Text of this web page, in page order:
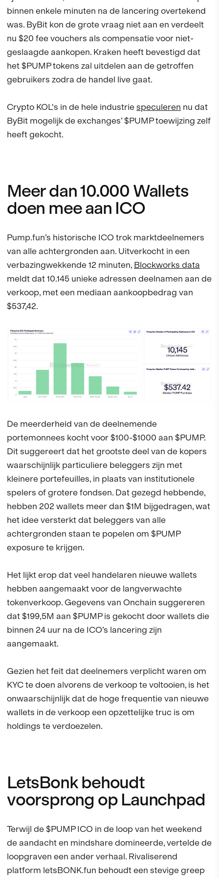
binnen enkele minuten na de lancering overtekend
was. ByBit kon de grote vraag niet aan en verdeelt
nu $20 fee vouchers als compensatie voor niet-
geslaagde aankopen. Kraken heeft bevestigd dat
het $PUMP tokens zal uitdelen aan de getroffen
gebruikers zodra de handel live gaat.
Crypto KOL's in de hele industriespeculeren nu dat
ByBit mogelijk de exchanges’ $PUMP toewijzing zelf
heeft gekocht.
Meer dan 10.000 Wallets
doen mee aan ICO
Pump.fun’s historische ICO trok marktdeelnemers
van alle achtergronden aan. Uitverkocht in een
verbazingwekkende 12 minuten, Blockworks data
meldt dat 10.145 unieke adressen deelnamen aan de
verkoop, met een mediaan aankoopbedrag van
$537,42.
De meerderheid van de deelnemende
portemonnees kocht voor $100-$1000 aan $PUMP.
Dit suggereert dat het grootste deel van de kopers
waarschijnlijk particuliere beleggers zijn met
kleinere portefeuilles, in plaats van institutionele
spelers of grotere fondsen. Dat gezegd hebbende,
hebben 202 wallets meer dan $1M bijgedragen, wat
het idee versterkt dat beleggers van alle
achtergronden staan te popelen om $PUMP
exposure te krijgen.
Het lijkt erop dat veel handelaren nieuwe wallets
hebben aangemaakt voor de langverwachte
tokenverkoop. Gegevens van Onchain suggereren
dat $199,5M aan $PUMP is gekocht door wallets die
binnen 24 uur na de ICO’s lancering zijn
aangemaakt.
Gezien het feit dat deelnemers verplicht waren om
KYC te doen alvorens de verkoop te voltooien, is het
onwaarschijnlijk dat de hoge frequentie van nieuwe
wallets in de verkoop een opzettelijke truc is om
holdings te verdoezelen.
LetsBonk behoudt
voorsprong op Launchpad
Terwijl de $PUMP ICO in de loop van het weekend
de aandacht en mindshare domineerde, vertelde de
loopgraven een ander verhaal. Rivaliserend
platform letsBONK.fun behoudt een stevige greep